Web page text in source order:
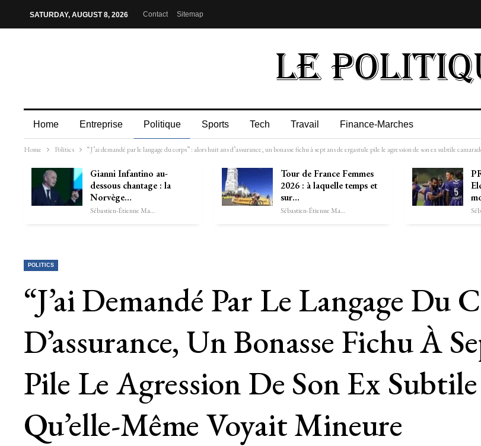
SATURDAY, AUGUST 8, 2026 Contact Sitemap
Home Entreprise Politique Sports Tech Travail Finance-Marches
Home Politics “J’ai demandé par le langage du corps” : alors huit ans d’assurance, un bonasse fichu à sept ans de ergastule pile le agression de son ex subtile
Gianni Infantino au-
dessous chantage : la
Norvège…
Sébastien-Étienne Marechal
Tour de France Femmes
2026 : à laquelle temps et
sur…
Sébastien-Étienne Marechal
POLITICS
“J’ai Demandé Par Le Langage
D’assurance, Un Bonasse Fichu À
Pile Le Agression De Son Ex
Qu’elle-Même Voyait Mineure